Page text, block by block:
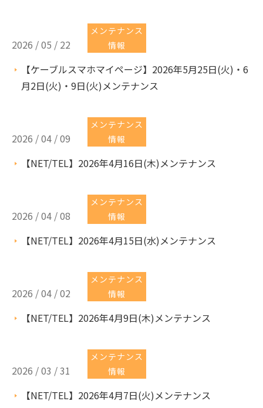
2026 / 05 / 22
メンテナンス
情報
【ケーブルスマホマイページ】2026年5月25日(火)・6
月2日(火)・9日(火)メンテナンス
2026 / 04 / 09
メンテナンス
情報
【NET/TEL】2026年4月16日(木)メンテナンス
2026 / 04 / 08
メンテナンス
情報
【NET/TEL】2026年4月15日(水)メンテナンス
2026 / 04 / 02
メンテナンス
情報
【NET/TEL】2026年4月9日(木)メンテナンス
2026 / 03 / 31
メンテナンス
情報
【NET/TEL】2026年4月7日(火)メンテナンス